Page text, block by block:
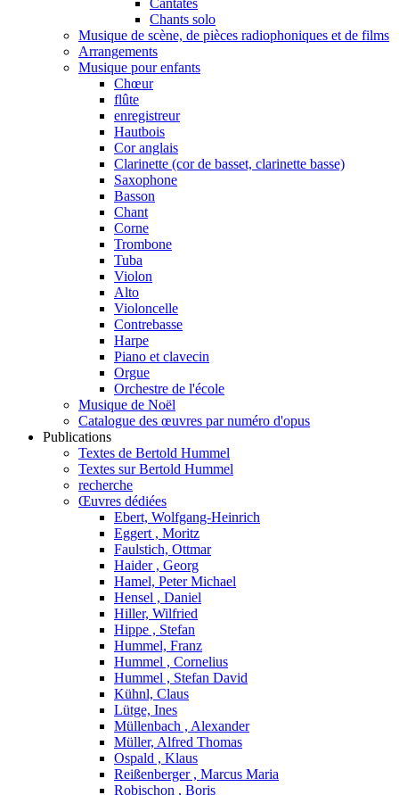
Cantates
Chants solo
Musique de scène, de pièces radiophoniques et de films
Arrangements
Musique pour enfants
Chœur
flûte
enregistreur
Hautbois
Cor anglais
Clarinette (cor de basset, clarinette basse)
Saxophone
Basson
Chant
Corne
Trombone
Tuba
Violon
Alto
Violoncelle
Contrebasse
Harpe
Piano et clavecin
Orgue
Orchestre de l'école
Musique de Noël
Catalogue des œuvres par numéro d'opus
Publications
Textes de Bertold Hummel
Textes sur Bertold Hummel
recherche
Œuvres dédiées
Ebert, Wolfgang-Heinrich
Eggert , Moritz
Faulstich, Ottmar
Haider , Georg
Hamel, Peter Michael
Hensel , Daniel
Hiller, Wilfried
Hippe , Stefan
Hummel, Franz
Hummel , Cornelius
Hummel , Stefan David
Kühnl, Claus
Lütge, Ines
Müllenbach , Alexander
Müller, Alfred Thomas
Ospald , Klaus
Reißenberger , Marcus Maria
Robischon , Boris